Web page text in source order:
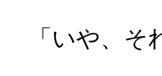
「いや、そ